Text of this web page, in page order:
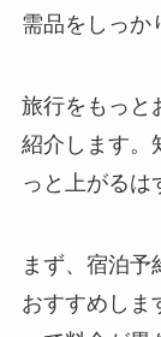
需品をしっか
旅行をもっと
紹介します。
っと上がるは
まず、宿泊予
おすすめしま